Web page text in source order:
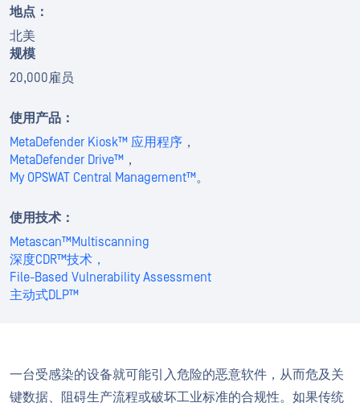
地点：
北美
规模
20,000雇员
使用产品：
MetaDefender Kiosk™ 应用程序 ，
MetaDefender Drive™ ，
My OPSWAT Central Management™。
使用技术：
Metascan™Multiscanning
深度CDR™技术，
File-Based Vulnerability Assessment
主动式DLP™
一台受感染的设备就可能引入危险的恶意软件，从而危及关
键数据、阻碍生产流程或破坏工业标准的合规性。如果传统